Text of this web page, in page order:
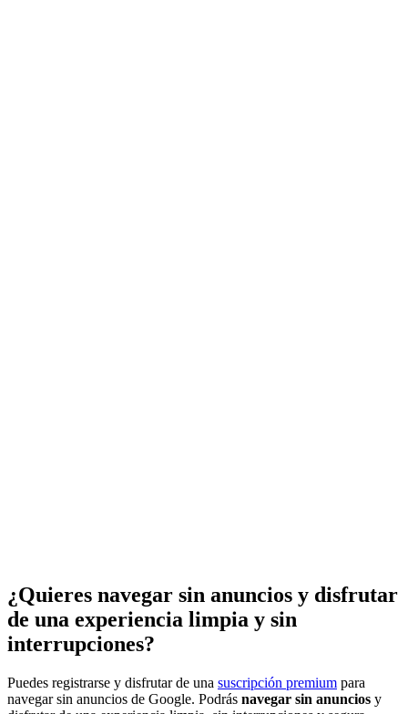
¿Quieres navegar sin anuncios y disfrutar
de una experiencia limpia y sin
interrupciones?
Puedes registrarse y disfrutar de una suscripción premium para
navegar sin anuncios de Google. Podrás navegar sin anuncios y